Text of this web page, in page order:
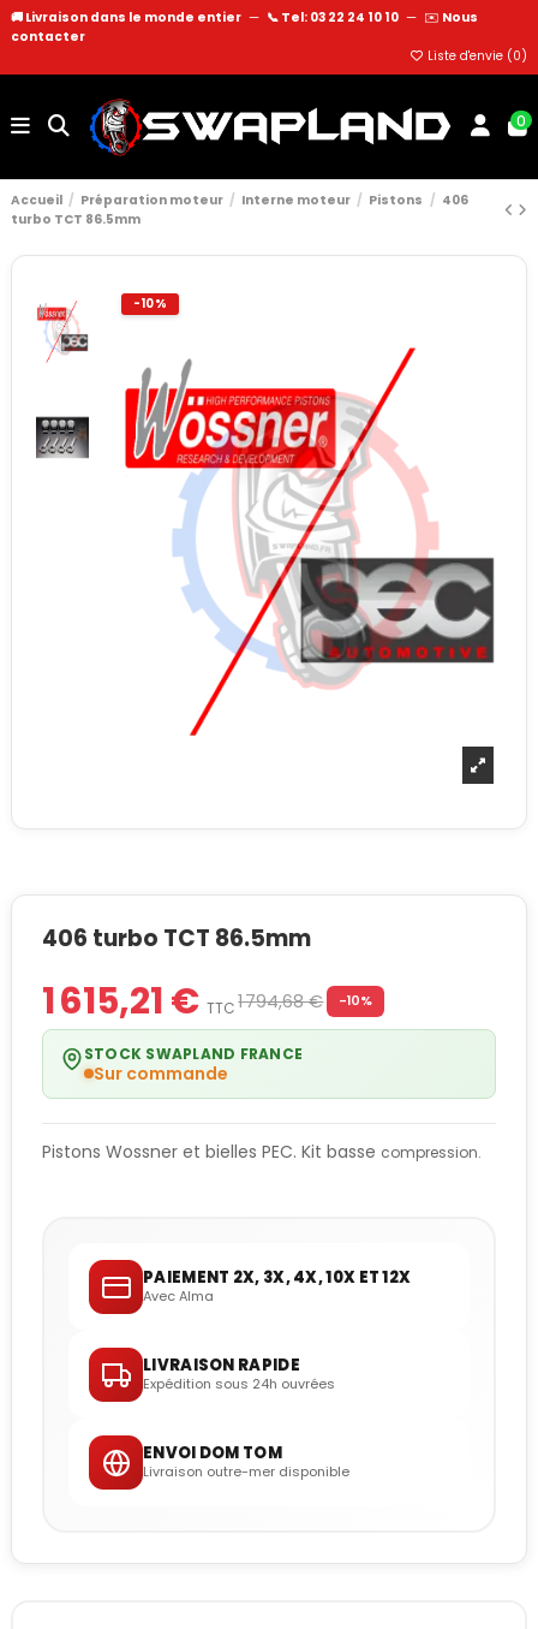
🚚 Livraison dans le monde entier — 📞 Tel: 03 22 24 10 10 — ✉️ Nous
contacter
Liste d'envie (0)
0
Accueil Préparation moteur Interne moteur Pistons
406
turbo TCT 86.5mm
-10%
406 turbo TCT 86.5mm
1 615,21 € TTC1 794,68 € -10%
STOCK SWAPLAND FRANCE
Sur commande
Pistons Wossner et bielles PEC. Kit basse compression.
PAIEMENT 2X, 3X, 4X, 10X ET 12X
Avec Alma
LIVRAISON RAPIDE
Expédition sous 24h ouvrées
ENVOI DOM TOM
Livraison outre-mer disponible